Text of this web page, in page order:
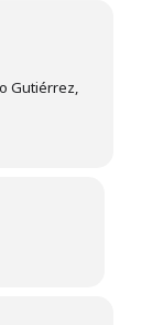
Gutiérrez,